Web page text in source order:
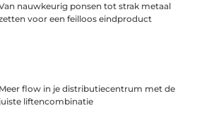
nauwkeurig ponsen tot strak metaal
voor een feilloos eindproduct
Meer flow in je distributiecentrum met de
juiste liftencombinatie